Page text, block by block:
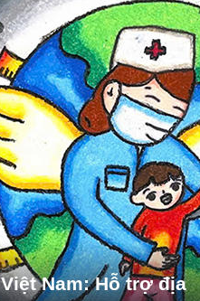
Việt Nam: Hỗ trợ địa